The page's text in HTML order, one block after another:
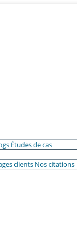
Études de cas
clients Nos citations